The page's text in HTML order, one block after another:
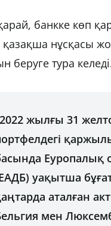
банкке көп
нұсқасы
беруге тура
жылғы 31
Еуропалық
уақытша
аталған
мен